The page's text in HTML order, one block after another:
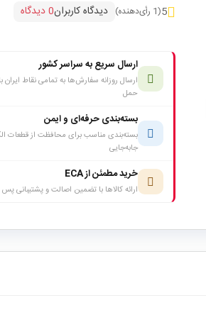
5(1 رأی‌دهنده) دیدگاه کاربران0 دیدگاه
ارسال سریع به سراسر کشور
ارسال روزانه سفارش‌ها به تمامی نقاط
حمل
بسته‌بندی حرفه‌ای و ایمن
بسته‌بندی مناسب برای محافظت از قطعات
جابه‌جایی
خرید مطمئن از ECA
ارائه کالاها با تضمین اصالت و پشتیبانی